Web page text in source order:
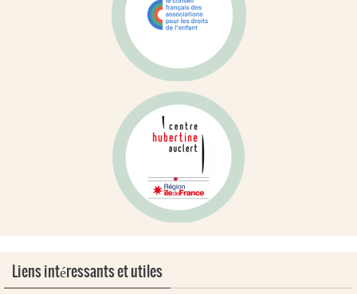
Liens intéressants et utiles